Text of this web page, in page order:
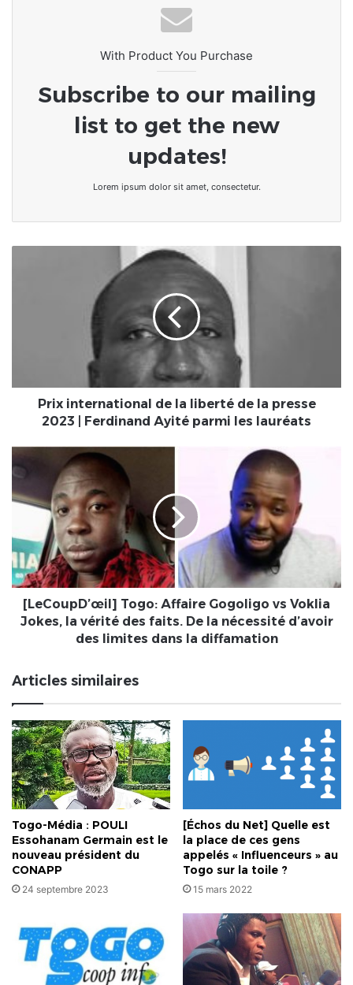
With Product You Purchase
Subscribe to our mailing
list to get the new
updates!
Lorem ipsum dolor sit amet, consectetur.
2023
Ferdinand
parmi
les
Prix international de la liberté de la presse
2023 | Ferdinand Ayité parmi les lauréats
[LeCoupD’œil]
Togo:
Gogoligo
Voklia
Jokes,
la
vérité
des
faits.
d’avoir
des
limites
dans
la
diffamation
[LeCoupD’œil] Togo: Affaire Gogoligo vs Voklia
Jokes, la vérité des faits. De la nécessité d’avoir
des limites dans la diffamation
Articles similaires
Togo-Média : POULI
Essohanam Germain est le
nouveau président du
CONAPP
24 septembre 2023
[Échos du Net] Quelle est
la place de ces gens
appelés « Influenceurs » au
Togo sur la toile ?
15 mars 2022